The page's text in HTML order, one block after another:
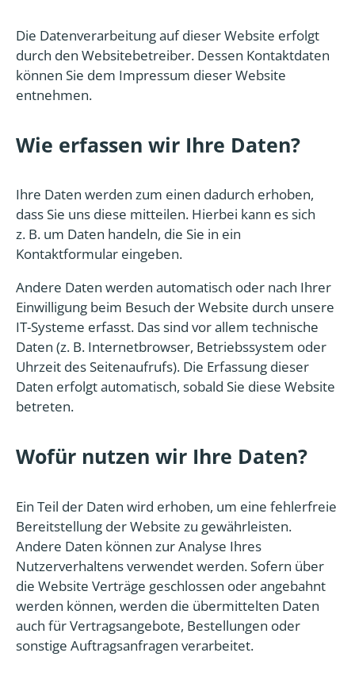
Die Datenverarbeitung auf dieser Website erfolgt
durch den Websitebetreiber. Dessen Kontaktdaten
können Sie dem Impressum dieser Website
entnehmen.
Wie erfassen wir Ihre Daten?
Ihre Daten werden zum einen dadurch erhoben,
dass Sie uns diese mitteilen. Hierbei kann es sich
z. B. um Daten handeln, die Sie in ein
Kontaktformular eingeben.
Andere Daten werden automatisch oder nach Ihrer
Einwilligung beim Besuch der Website durch unsere
IT-Systeme erfasst. Das sind vor allem technische
Daten (z. B. Internetbrowser, Betriebssystem oder
Uhrzeit des Seitenaufrufs). Die Erfassung dieser
Daten erfolgt automatisch, sobald Sie diese Website
betreten.
Wofür nutzen wir Ihre Daten?
Ein Teil der Daten wird erhoben, um eine fehlerfreie
Bereitstellung der Website zu gewährleisten.
Andere Daten können zur Analyse Ihres
Nutzerverhaltens verwendet werden. Sofern über
die Website Verträge geschlossen oder angebahnt
werden können, werden die übermittelten Daten
auch für Vertragsangebote, Bestellungen oder
sonstige Auftragsanfragen verarbeitet.